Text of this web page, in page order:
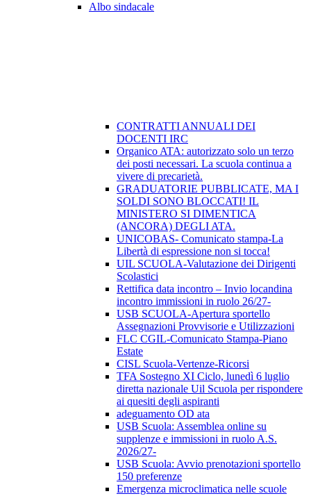
Albo sindacale
CONTRATTI ANNUALI DEI
DOCENTI IRC
Organico ATA: autorizzato solo un terzo
dei posti necessari. La scuola continua a
vivere di precarietà.
GRADUATORIE PUBBLICATE, MA I
SOLDI SONO BLOCCATI! IL
MINISTERO SI DIMENTICA
(ANCORA) DEGLI ATA.
UNICOBAS- Comunicato stampa-La
Libertà di espressione non si tocca!
UIL SCUOLA-Valutazione dei Dirigenti
Scolastici
Rettifica data incontro – Invio locandina
incontro immissioni in ruolo 26/27-
USB SCUOLA-Apertura sportello
Assegnazioni Provvisorie e Utilizzazioni
FLC CGIL-Comunicato Stampa-Piano
Estate
CISL Scuola-Vertenze-Ricorsi
TFA Sostegno XI Ciclo, lunedì 6 luglio
diretta nazionale Uil Scuola per rispondere
ai quesiti degli aspiranti
adeguamento OD ata
USB Scuola: Assemblea online su
supplenze e immissioni in ruolo A.S.
2026/27-
USB Scuola: Avvio prenotazioni sportello
150 preferenze
Emergenza microclimatica nelle scuole